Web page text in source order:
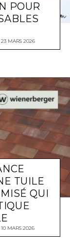
POUR
23 MARS 2026
TUILE
QUI
10 MARS 2026